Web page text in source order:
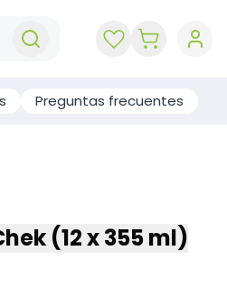
Preguntas frecuentes
(12 x 355 ml)